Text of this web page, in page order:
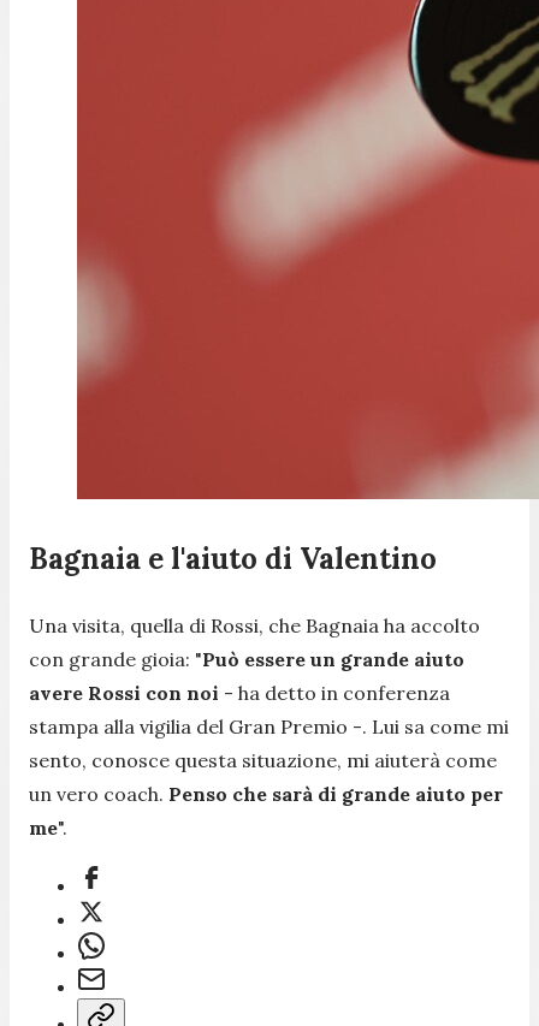
Bagnaia e l'aiuto di Valentino
Una visita, quella di Rossi, che Bagnaia ha accolto
con grande gioia: "Può essere un grande aiuto
avere Rossi con noi - ha detto in conferenza
stampa alla vigilia del Gran Premio -. Lui sa come mi
sento, conosce questa situazione, mi aiuterà come
un vero coach. Penso che sarà di grande aiuto per
me".